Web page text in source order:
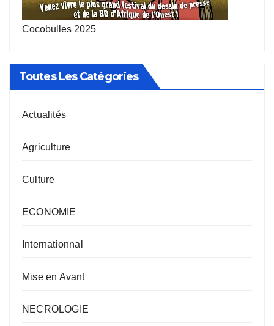
Cocobulles 2025
Toutes Les Catégories
Actualités
Agriculture
Culture
ECONOMIE
Internationnal
Mise en Avant
NECROLOGIE